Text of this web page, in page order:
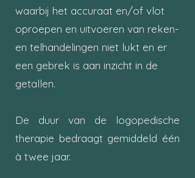
waarbij het accuraat en/of vlot
oproepen en uitvoeren van reken-
en telhandelingen niet lukt en er
een gebrek is aan inzicht in de
getallen.
De duur van de logopedische
therapie bedraagt gemiddeld één
à twee jaar.